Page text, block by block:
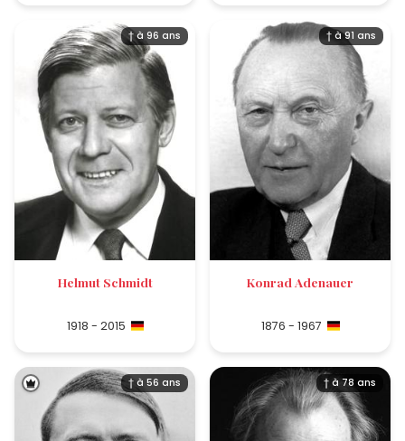
† à 96 ans
Helmut Schmidt
1918 - 2015
† à 91 ans
Konrad Adenauer
1876 - 1967
† à 56 ans † à 78 ans